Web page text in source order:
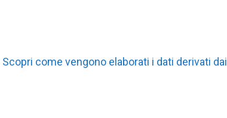
Scopri come vengono elaborati i dati derivati dai